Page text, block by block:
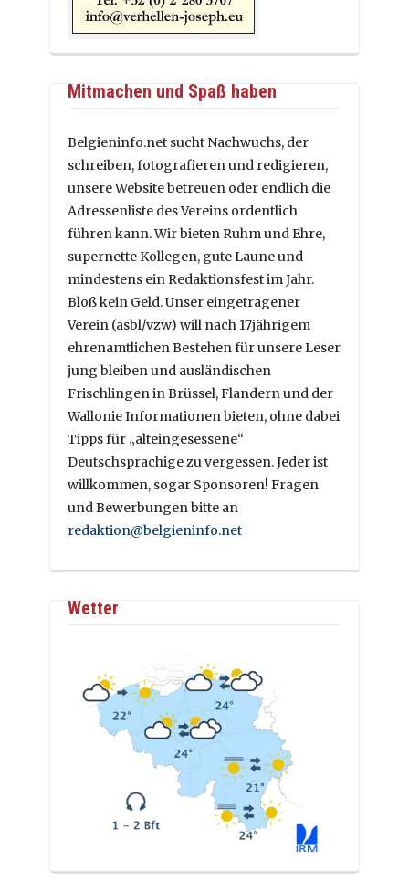
Mitmachen und Spaß haben
Belgieninfo.net sucht Nachwuchs, der
schreiben, fotografieren und redigieren,
unsere Website betreuen oder endlich die
Adressenliste des Vereins ordentlich
führen kann. Wir bieten Ruhm und Ehre,
supernette Kollegen, gute Laune und
mindestens ein Redaktionsfest im Jahr.
Bloß kein Geld. Unser eingetragener
Verein (asbl/vzw) will nach 17jährigem
ehrenamtlichen Bestehen für unsere Leser
jung bleiben und ausländischen
Frischlingen in Brüssel, Flandern und der
Wallonie Informationen bieten, ohne dabei
Tipps für „alteingesessene“
Deutschsprachige zu vergessen. Jeder ist
willkommen, sogar Sponsoren! Fragen
und Bewerbungen bitte an
redaktion@belgieninfo.net
Wetter